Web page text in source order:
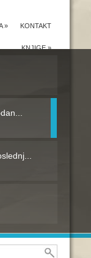
KONTAKT
»
KNJIGE»